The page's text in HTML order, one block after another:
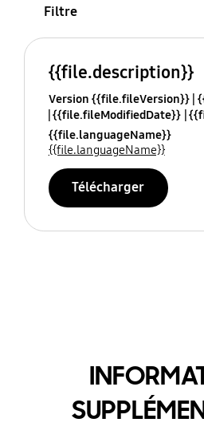
Filtre
{{file.description}}
Version {{file.fileVersion}}
{{file.fileModifiedDate}}
{{file.languageName}}
{{file.languageName}}
Télécharger